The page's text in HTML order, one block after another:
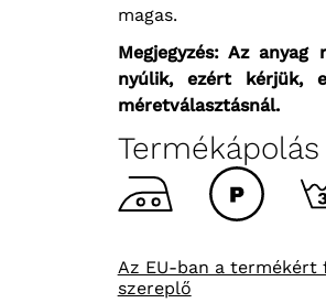
magas.
Megjegyzés: Az
nyúlik, ezért kérjük,
méretválasztásnál.
Termékápolás
Az EU-ban a termékért
szereplő